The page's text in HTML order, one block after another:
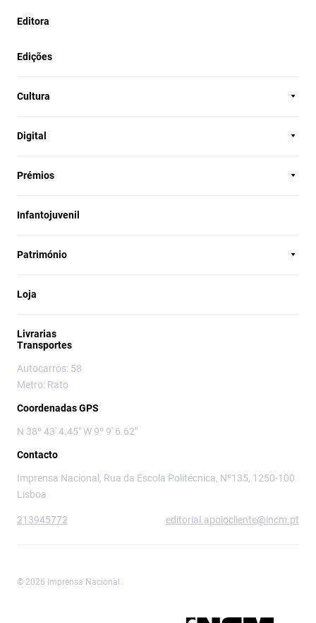
Editora
Edições
Cultura
Digital
Prémios
Infantojuvenil
Património
Loja
Livrarias
Transportes
Autocarros: 58
Metro: Rato
Coordenadas GPS
N 38º 43' 4.45" W 9º 9' 6.62"
Contacto
Imprensa Nacional, Rua da Escola Politécnica, Nº135, 1250-100
Lisboa
213945772 editorial.apoiocliente@incm.pt
© 2026 Imprensa Nacional